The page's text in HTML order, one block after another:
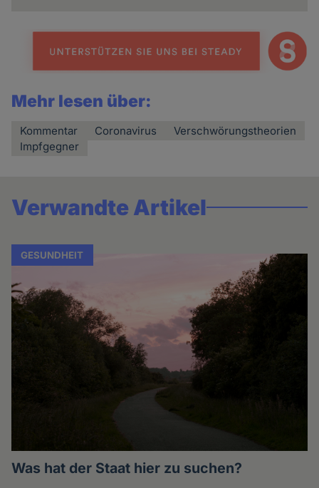
Mehr lesen über:
Kommentar Coronavirus
Verschwörungstheorien
Impfgegner
Verwandte Artikel
GESUNDHEIT
Was hat der Staat hier zu suchen?